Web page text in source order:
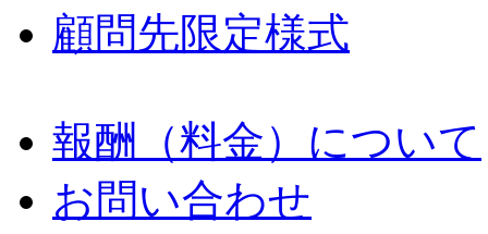
顧問先限定様式
報酬（料金）について
お問い合わせ